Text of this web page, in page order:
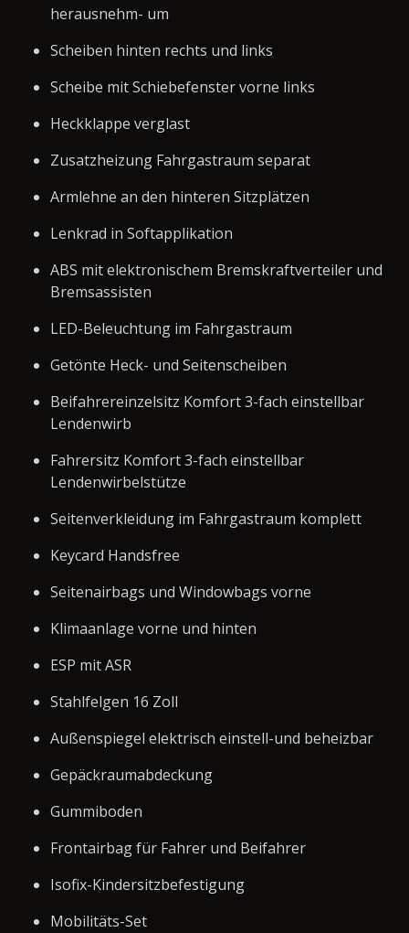
herausnehm- um
Scheiben hinten rechts und links
Scheibe mit Schiebefenster vorne links
Heckklappe verglast
Zusatzheizung Fahrgastraum separat
Armlehne an den hinteren Sitzplätzen
Lenkrad in Softapplikation
ABS mit elektronischem Bremskraftverteiler und
Bremsassisten
LED-Beleuchtung im Fahrgastraum
Getönte Heck- und Seitenscheiben
Beifahrereinzelsitz Komfort 3-fach einstellbar
Lendenwirb
Fahrersitz Komfort 3-fach einstellbar
Lendenwirbelstütze
Seitenverkleidung im Fahrgastraum komplett
Keycard Handsfree
Seitenairbags und Windowbags vorne
Klimaanlage vorne und hinten
ESP mit ASR
Stahlfelgen 16 Zoll
Außenspiegel elektrisch einstell-und beheizbar
Gepäckraumabdeckung
Gummiboden
Frontairbag für Fahrer und Beifahrer
Isofix-Kindersitzbefestigung
Mobilitäts-Set